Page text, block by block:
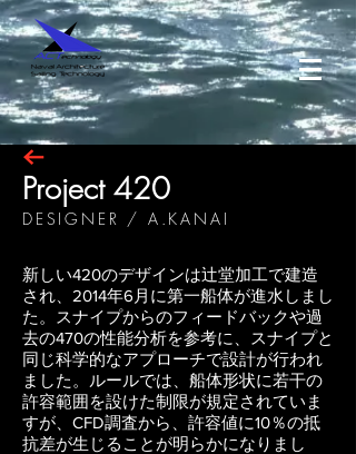
Project 420
DESIGNER / A.KANAI
新しい420のデザインは辻堂加工で建造
され、2014年6月に第一船体が進水しまし
た。スナイプからのフィードバックや過
去の470の性能分析を参考に、スナイプと
同じ科学的なアプローチで設計が行われ
ました。ルールでは、船体形状に若干の
許容範囲を設けた制限が規定されていま
すが、CFD調査から、許容値に10％の抵
抗差が生じることが明らかになりまし